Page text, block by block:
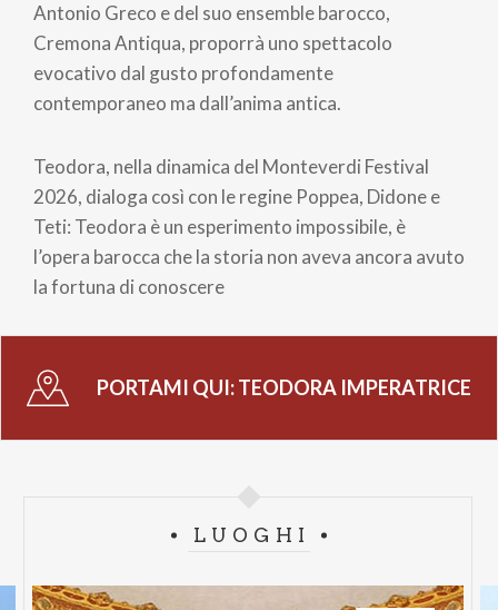
Antonio Greco e del suo ensemble barocco,
Cremona Antiqua, proporrà uno spettacolo
evocativo dal gusto profondamente
contemporaneo ma dall’anima antica.
Teodora, nella dinamica del Monteverdi Festival
2026, dialoga così con le regine Poppea, Didone e
Teti: Teodora è un esperimento impossibile, è
l’opera barocca che la storia non aveva ancora avuto
la fortuna di conoscere
PORTAMI QUI:TEODORA IMPERATRICE
LUOGHI